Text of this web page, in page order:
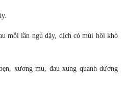
mỗi lần ngủ dậy, dịch có mùi hôi khó
xương mu, đau xung quanh dương